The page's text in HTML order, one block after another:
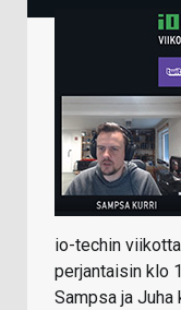
io-techin
perjantaisin klo
Sampsa ja Juha